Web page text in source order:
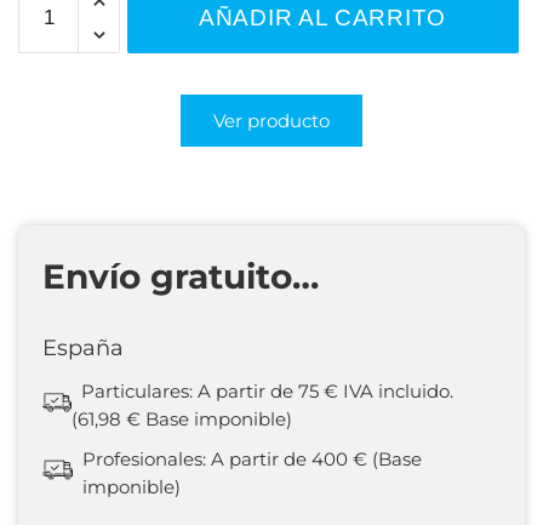
AÑADIR AL CARRITO
Ver producto
Envío gratuito…
España
Particulares: A partir de 75 € IVA incluido.
(61,98 € Base imponible)
Profesionales: A partir de 400 € (Base
imponible)